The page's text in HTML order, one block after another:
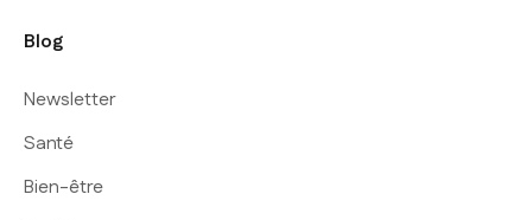
Blog
Newsletter
Santé
Bien-être